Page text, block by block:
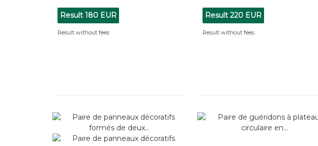
Result 180 EUR
Result without fees
Result 220 EUR
Result without fees